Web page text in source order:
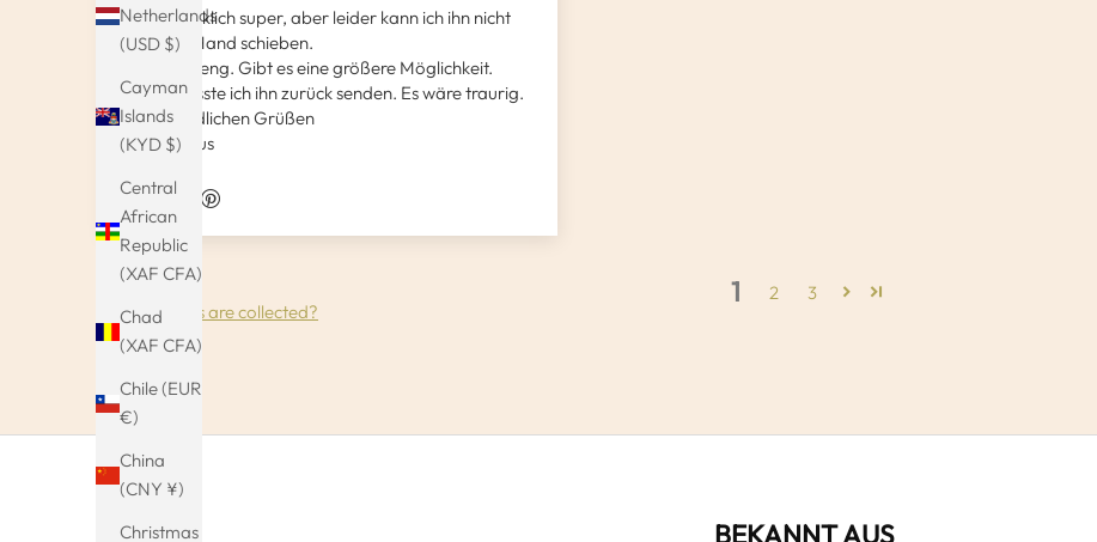
Netherlands
(USD $)
Cayman
Islands
(KYD $)
Central
African
Republic
(XAF CFA)
Chad
(XAF CFA)
Chile (EUR
€)
China
(CNY ¥)
Christmas
Der ist wirklich super, aber leider kann ich ihn nicht
über die Hand schieben.
Leider zu eng. Gibt es eine größere Möglichkeit.
Sonst müsste ich ihn zurück senden. Es wäre traurig.
Mit freundlichen Grüßen
Jutta Kraus
1 2
3
How reviews are collected?
BEKANNT AUS